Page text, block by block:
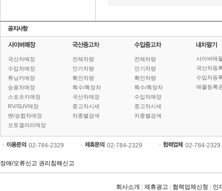
국산차매장
수입차매장
튜닝카매장
승용차매장
스포츠카매장
RV/SUV매장
밴/승합차매장
오토갤러리매장
전체차량
인기차량
확인차량
특수/특장차
국산차매장
중고차시세
차종별검색
전체차량
인기차량
확인차량
특수/특장차
수입차매장
중고차시세
차종별검색
사이버매
국산차등
수입차등
매물등록
02-784-2329 02-784-2329 02-784-2329
장애/오류신고 권리침해신고
회사소개 제휴광고 협력업체신청 인